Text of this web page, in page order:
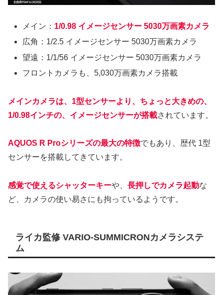
メイン： 1/0.98 イメージセンサー 5030万画素カメラ
広角：1/2.5 イメージセンサー 5030万画素カメラ
望遠：1/1/56 イメージセンサー 5030万画素カメラ
フロントカメラも、5,030万画素カメラ搭載
メインカメラは、1型センサーより、ちょっと大きめの、
1/0.98インチの、イメージセンサーが搭載されています。
AQUOS R Proシリーズの最大の特徴でもあり、歴代 1型
センサーを搭載してきています。
感覚で使えるシャッターキーや、 長押しでカメラ起動な
ど、カメラの使い易さにも拘っているようです。
ライカ監修 VARIO-SUMMICRONカメラシステ
ム